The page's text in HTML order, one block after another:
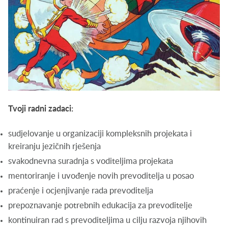
Tvoji radni zadaci:
sudjelovanje u organizaciji kompleksnih projekata i
kreiranju jezičnih rješenja
svakodnevna suradnja s voditeljima projekata
mentoriranje i uvođenje novih prevoditelja u posao
praćenje i ocjenjivanje rada prevoditelja
prepoznavanje potrebnih edukacija za prevoditelje
kontinuiran rad s prevoditeljima u cilju razvoja njihovih